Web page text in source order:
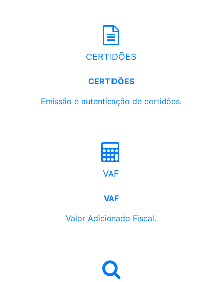
CERTIDÕES
CERTIDÕES
Emissão e autenticação de certidões.
VAF
VAF
Valor Adicionado Fiscal.